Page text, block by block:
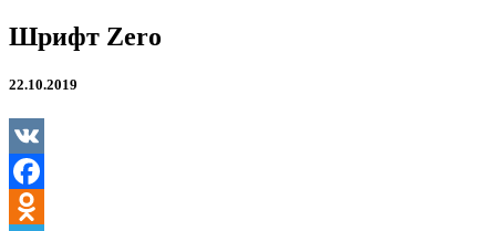
Шрифт
Zero
Шрифт Zero
22.10.2019
VK
Facebook